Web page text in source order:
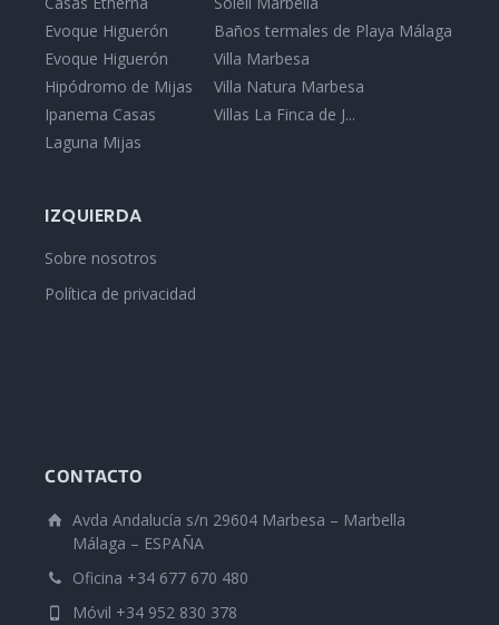
Evoque Higuerón
Evoque Higuerón
Hipódromo de Mijas
Ipanema Casas
Laguna Mijas
Baños termales de Playa Málaga
Villa Marbesa
Villa Natura Marbesa
Villas La Finca de J...
IZQUIERDA
Sobre nosotros
Política de privacidad
CONTACTO
Avda Andalucía s/n 29604 Marbesa – Marbella
Málaga – ESPAÑA
Oficina +34 677 670 480
Móvil +34 952 830 378